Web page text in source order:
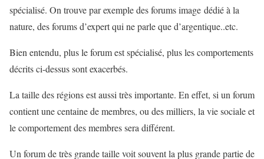
spécialisé. On trouve par exemple des forums image dédié à la
nature, des forums d’expert qui ne parle que d’argentique..etc.
Bien entendu, plus le forum est spécialisé, plus les comportements
décrits ci-dessus sont exacerbés.
La taille des régions est aussi très importante. En effet, si un forum
contient une centaine de membres, ou des milliers, la vie sociale et
le comportement des membres sera différent.
Un forum de très grande taille voit souvent la plus grande partie de